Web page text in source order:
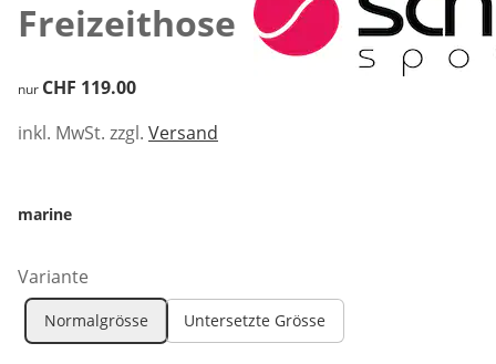
Freizeithose
CHF 119.00
nur CHF 119.00
inkl. MwSt. zzgl. Versand
marine
Variante
Normalgrösse Untersetzte Grösse